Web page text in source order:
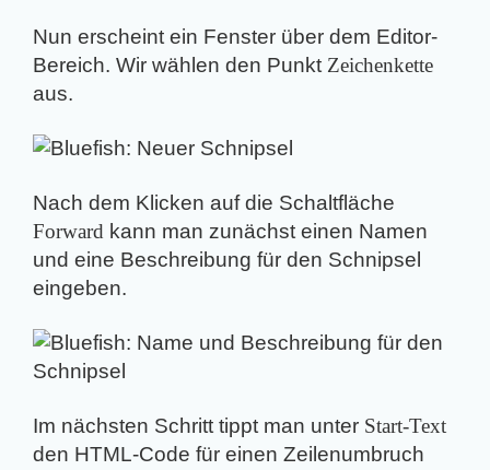
Nun erscheint ein Fenster über dem Editor-
Bereich. Wir wählen den Punkt Zeichenkette
aus.
Nach dem Klicken auf die Schaltfläche
Forward kann man zunächst einen Namen
und eine Beschreibung für den Schnipsel
eingeben.
Im nächsten Schritt tippt man unter Start-Text
den HTML-Code für einen Zeilenumbruch